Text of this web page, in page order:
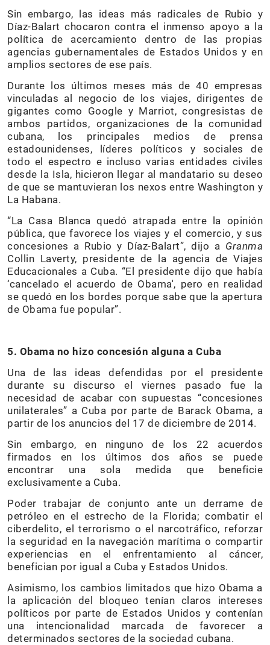
Sin embargo, las ideas más radicales de Rubio y
Díaz-Balart chocaron contra el inmenso apoyo a la
política de acercamiento dentro de las propias
agencias gubernamentales de Estados Unidos y en
amplios sectores de ese país.
Durante los últimos meses más de 40 empresas
vinculadas al negocio de los viajes, dirigentes de
gigantes como Google y Marriot, congresistas de
ambos partidos, organizaciones de la comunidad
cubana, los principales medios de prensa
estadounidenses, líderes políticos y sociales de
todo el espectro e incluso varias entidades civiles
desde la Isla, hicieron llegar al mandatario su deseo
de que se mantuvieran los nexos entre Washington y
La Habana.
“La Casa Blanca quedó atrapada entre la opinión
pública, que favorece los viajes y el comercio, y sus
concesiones a Rubio y Díaz-Balart”, dijo a Granma
Collin Laverty, presidente de la agencia de Viajes
Educacionales a Cuba. “El presidente dijo que había
‘cancelado el acuerdo de Obama′, pero en realidad
se quedó en los bordes porque sabe que la apertura
de Obama fue popular”.
5. Obama no hizo concesión alguna a Cuba
Una de las ideas defendidas por el presidente
durante su discurso el viernes pasado fue la
necesidad de acabar con supuestas “concesiones
unilaterales” a Cuba por parte de Barack Obama, a
partir de los anuncios del 17 de diciembre de 2014.
Sin embargo, en ninguno de los 22 acuerdos
firmados en los últimos dos años se puede
encontrar una sola medida que beneficie
exclusivamente a Cuba.
Poder trabajar de conjunto ante un derrame de
petróleo en el estrecho de la Florida; combatir el
ciberdelito, el terrorismo o el narcotráfico, reforzar
la seguridad en la navegación marítima o compartir
experiencias en el enfrentamiento al cáncer,
benefician por igual a Cuba y Estados Unidos.
Asimismo, los cambios limitados que hizo Obama a
la aplicación del bloqueo tenían claros intereses
políticos por parte de Estados Unidos y contenían
una intencionalidad marcada de favorecer a
determinados sectores de la sociedad cubana.